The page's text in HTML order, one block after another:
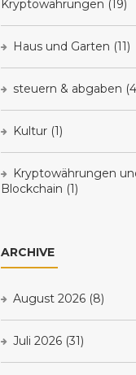
Kryptowährungen (19)
Haus und Garten (11)
steuern & abgaben
Kultur (1)
Kryptowährungen
Blockchain (1)
ARCHIVE
August 2026 (8)
Juli 2026 (31)